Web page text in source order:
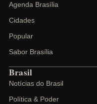
Agenda Brasília
Cidades
Popular
Sabor Brasília
Brasil
Notícias do Brasil
Política & Poder